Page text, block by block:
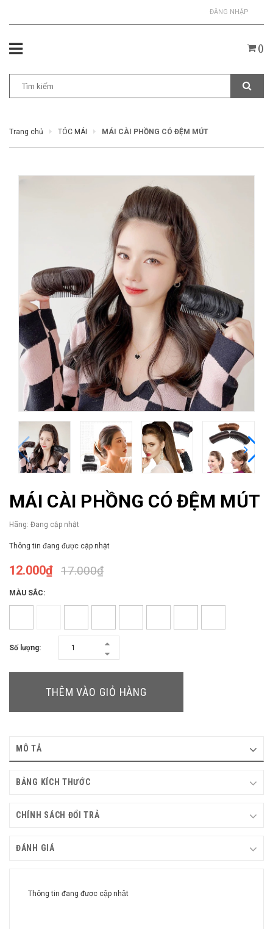
ĐĂNG NHẬP
()
Trang chủ TÓC MÁI MÁI CÀI PHỒNG CÓ ĐỆM MÚT
MÁI CÀI PHỒNG CÓ ĐỆM MÚT
Hãng: Đang cập nhật
Thông tin đang được cập nhật
12.000₫ 17.000₫
MÀU SẮC:
Số lượng:
THÊM VÀO GIỎ HÀNG
MÔ TẢ
BẢNG KÍCH THƯỚC
CHÍNH SÁCH ĐỔI TRẢ
ĐÁNH GIÁ
Thông tin đang được cập nhật